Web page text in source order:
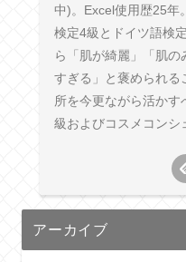
中)。Excel使用歴25年
検定4級とドイツ語検
ら「肌が綺麗」「肌
すぎる」と褒められる
所を今更ながら活かす
級およびコスメコンシ
アーカイブ